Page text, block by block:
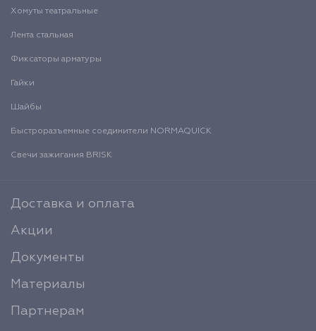
Хомуты театральные
Лента стальная
Фиксаторы арматуры
Гайки
Шайбы
Быстроразъемные соединители NORMAQUICK
Свечи зажигания BRISK
Доставка и оплата
Акции
Документы
Материалы
Партнерам